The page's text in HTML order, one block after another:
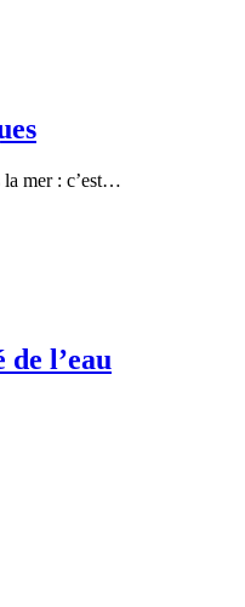
la mer : c’est…
l’eau